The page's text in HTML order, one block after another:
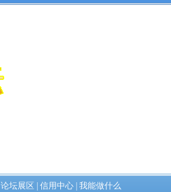
论坛展区 信用中心| 我能做什么